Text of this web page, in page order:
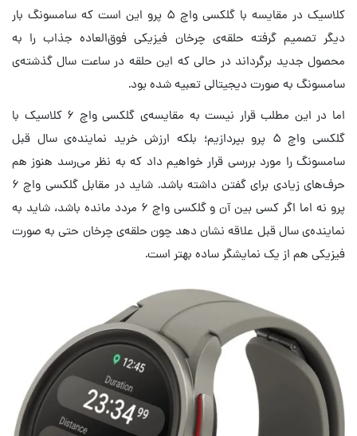
کلاسیک در مقایسه با گلکسی واچ ۵ پرو این است که سامسونگ بار
دیگر تصمیم گرفته حلقه‌ی چرخان فیزیکی فوق‌العاده جذاب را به
محصول جدید برگرداند در حالی که این حلقه در ساعت سال گذشته‌ی
سامسونگ به صورت دیجیتالی تعبیه شده بود.
اما در این مطلب قرار نیست به مقایسه‌ی گلکسی واچ ۶ کلاسیک با
گلکسی واچ ۵ پرو بپردازیم؛ بلکه ارزش خرید نماینده‌ی سال قبل
سامسونگ را مورد بررسی قرار خواهیم داد که به نظر می‌رسد هنوز هم
حرف‌های زیادی برای گفتن داشته باشد. شاید در مقابل گلکسی واچ ۶
پرو نه اما اگر کسی بین آن و گلکسی واچ ۶ مردد مانده باشد، شاید به
نماینده‌ی سال قبل علاقه نشان دهد چون حلقه‌ی چرخان حتی به صورت
فیزیکی هم از یک نمایشگر ساده بهتر است.